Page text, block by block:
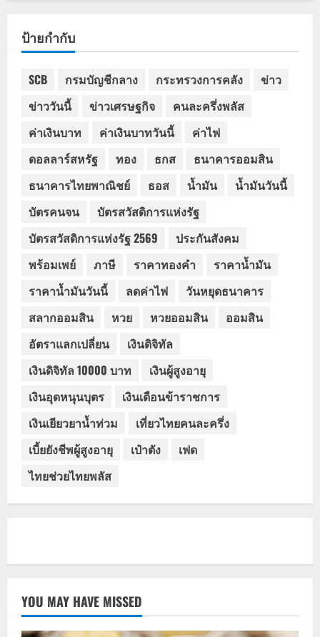
ป้ายกำกับ
SCB กรมบัญชีกลาง กระทรวงการคลัง
ข่าว
ข่าววันนี้
ข่าวเศรษฐกิจ
คนละครึ่งพลัส
ค่าเงินบาท
ค่าเงินบาทวันนี้
ค่าไฟ
ดอลลาร์สหรัฐ
ทอง ธกส
ธนาคารออมสิน
ธนาคารไทยพาณิชย์
ธอส น้ำมัน
น้ำมันวันนี้
บัตรคนจน
บัตรสวัสดิการแห่งรัฐ
บัตรสวัสดิการแห่งรัฐ 2569
ประกันสังคม
พร้อมเพย์
ภาษี ราคาทองคำ
ราคาน้ำมัน
ราคาน้ำมันวันนี้
ลดค่าไฟ
วันหยุดธนาคาร
สลากออมสิน
หวย หวยออมสิน
ออมสิน
อัตราแลกเปลี่ยน
เงินดิจิทัล
เงินดิจิทัล 10000 บาท
เงินผู้สูงอายุ
เงินอุดหนุนบุตร
เงินเดือนข้าราชการ
เงินเยียวยาน้ำท่วม
เที่ยวไทยคนละครึ่ง
เบี้ยยังชีพผู้สูงอายุ
เป๋าตัง
เฟด
ไทยช่วยไทยพลัส
YOU MAY HAVE MISSED